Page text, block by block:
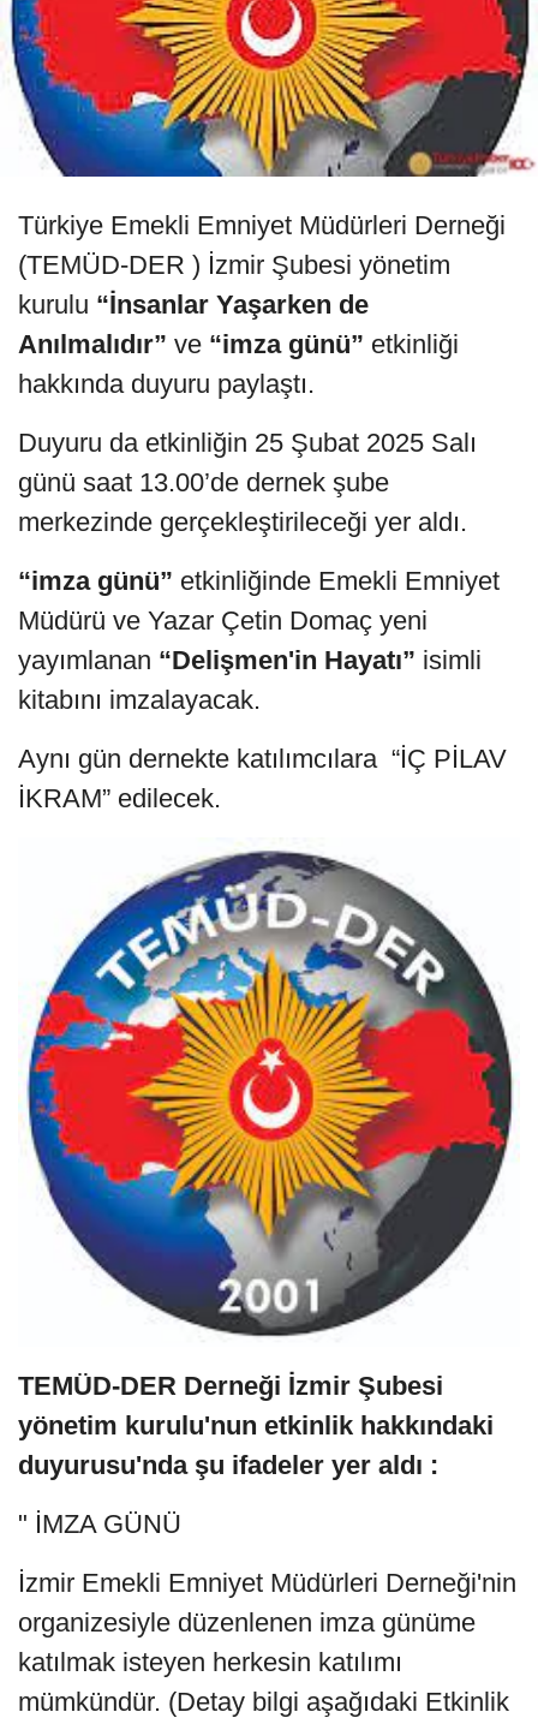
Türkiye Emekli Emniyet Müdürleri Derneği
(TEMÜD-DER ) İzmir Şubesi yönetim
kurulu “İnsanlar Yaşarken de
Anılmalıdır” ve “imza günü” etkinliği
hakkında duyuru paylaştı.
Duyuru da etkinliğin 25 Şubat 2025 Salı
günü saat 13.00’de dernek şube
merkezinde gerçekleştirileceği yer aldı.
“imza günü” etkinliğinde Emekli Emniyet
Müdürü ve Yazar Çetin Domaç yeni
yayımlanan “Delişmen'in Hayatı” isimli
kitabını imzalayacak.
Aynı gün dernekte katılımcılara “İÇ PİLAV
İKRAM” edilecek.
TEMÜD-DER Derneği İzmir Şubesi
yönetim kurulu'nun etkinlik hakkındaki
duyurusu'nda şu ifadeler yer aldı :
" İMZA GÜNÜ
İzmir Emekli Emniyet Müdürleri Derneği'nin
organizesiyle düzenlenen imza günüme
katılmak isteyen herkesin katılımı
mümkündür. (Detay bilgi aşağıdaki Etkinlik